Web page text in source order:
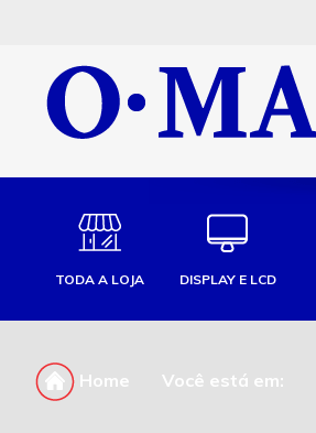
TODA A LOJA DISPLAY E LCD
Home Você está em: